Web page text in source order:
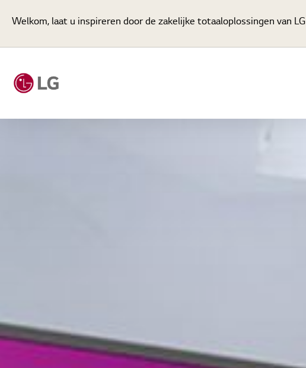
Welkom, laat u inspireren door de zakelijke totaaloplossingen van LG |